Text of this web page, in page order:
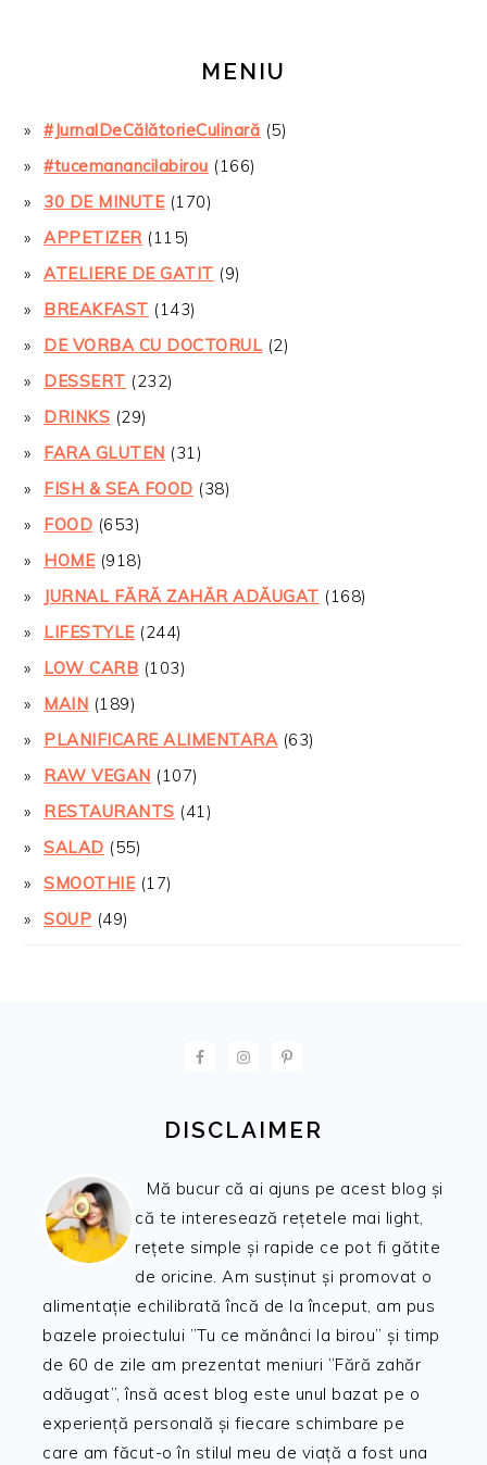
MENIU
#JurnalDeCălătorieCulinară (5)
#tucemanancilabirou (166)
30 DE MINUTE(170)
APPETIZER(115)
ATELIERE DE GATIT (9)
BREAKFAST (143)
DE VORBA CU DOCTORUL (2)
DESSERT (232)
DRINKS (29)
FARA GLUTEN (31)
FISH & SEA FOOD (38)
FOOD (653)
HOME(918)
JURNAL FĂRĂ ZAHĂR ADĂUGAT (168)
LIFESTYLE(244)
LOW CARB (103)
MAIN (189)
PLANIFICARE ALIMENTARA(63)
RAW VEGAN (107)
RESTAURANTS (41)
SALAD (55)
SMOOTHIE(17)
SOUP (49)
DISCLAIMER
Mă bucur că ai ajuns pe acest blog și
că te interesează rețetele mai light,
rețete simple și rapide ce pot fi gătite
de oricine. Am susținut și promovat o
alimentație echilibrată încă de la început, am pus
bazele proiectului ”Tu ce mănânci la birou” și timp
de 60 de zile am prezentat meniuri ”Fără zahăr
adăugat”, însă acest blog este unul bazat pe o
experiență personală și fiecare schimbare pe
care am făcut-o în stilul meu de viață a fost una